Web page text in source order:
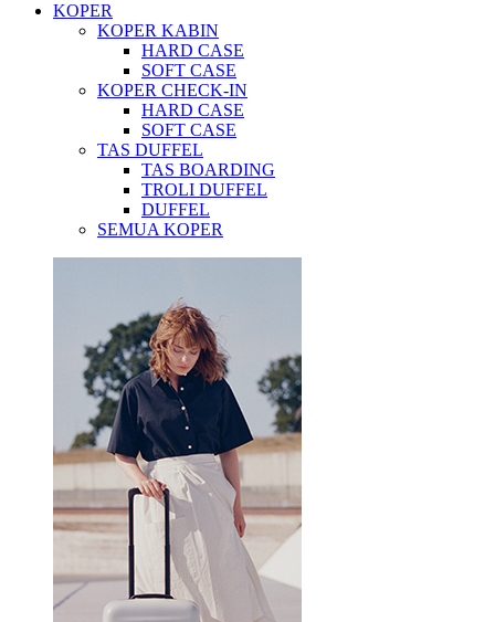
KOPER
KOPER KABIN
HARD CASE
SOFT CASE
KOPER CHECK-IN
HARD CASE
SOFT CASE
TAS DUFFEL
TAS BOARDING
TROLI DUFFEL
DUFFEL
SEMUA KOPER